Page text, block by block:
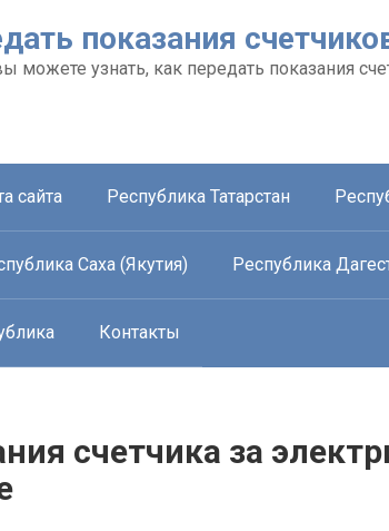
показания
можете узнать, как передать показания
сайта Республика Татарстан
Саха (Якутия) Республика
Контакты
счетчика за